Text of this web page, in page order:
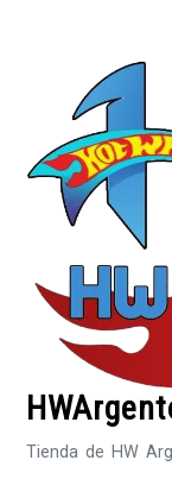
Tienda de HW